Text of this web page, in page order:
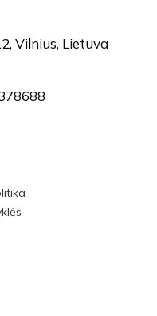
Vilnius, Lietuva